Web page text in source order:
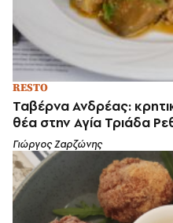
RESTO
Ταβέρνα Ανδρέας:
θέα στην Αγία Τριάδα
Γιώργος Ζαρζώνης